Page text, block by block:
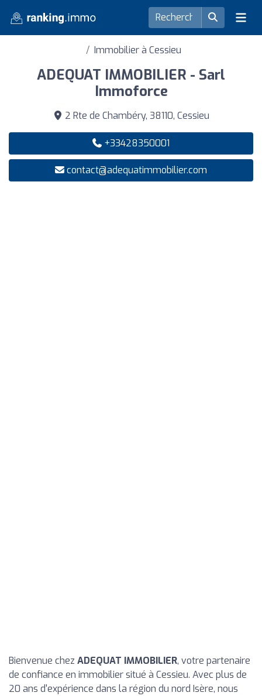
Immobilier à Cessieu
ADEQUAT IMMOBILIER - Sarl
Immoforce
2 Rte de Chambéry, 38110, Cessieu
+33428350001
contact@adequatimmobilier.com
Bienvenue chez ADEQUAT IMMOBILIER, votre partenaire
de confiance en immobilier situé à Cessieu. Avec plus de
20 ans d'expérience dans la région du nord Isère, nous